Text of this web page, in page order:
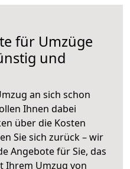
für Umzüge
und
an sich schon
Ihnen dabei
über die Kosten
Sie sich zurück – wir
Angebote für Sie, das
Ihrem Umzug von